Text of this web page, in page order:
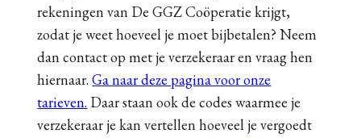
rekeningen van De GGZ Coöperatie krijgt,
zodat je weet hoeveel je moet bijbetalen? Neem
dan contact op met je verzekeraar en vraag hen
hiernaar.Ga naar deze pagina voor onze
tarieven. Daar staan ook de codes waarmee je
verzekeraar je kan vertellen hoeveel je vergoedt